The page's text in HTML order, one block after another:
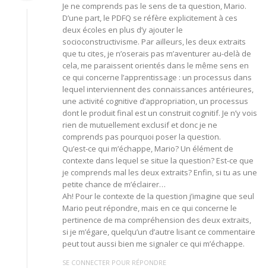
Je ne comprends pas le sens de ta question, Mario.
D’une part, le PDFQ se réfère explicitement à ces
deux écoles en plus d’y ajouter le
socioconstructivisme. Par ailleurs, les deux extraits
que tu cites, je n’oserais pas m’aventurer au-delà de
cela, me paraissent orientés dans le même sens en
ce qui concerne l’apprentissage : un processus dans
lequel interviennent des connaissances antérieures,
une activité cognitive d’appropriation, un processus
dont le produit final est un construit cognitif. Je n’y vois
rien de mutuellement exclusif et donc je ne
comprends pas pourquoi poser la question.
Qu’est-ce qui m’échappe, Mario? Un élément de
contexte dans lequel se situe la question? Est-ce que
je comprends mal les deux extraits? Enfin, si tu as une
petite chance de m’éclairer…
Ah! Pour le contexte de la question j’imagine que seul
Mario peut répondre, mais en ce qui concerne le
pertinence de ma compréhension des deux extraits,
si je m’égare, quelqu’un d’autre lisant ce commentaire
peut tout aussi bien me signaler ce qui m’échappe.
SE CONNECTER POUR RÉPONDRE